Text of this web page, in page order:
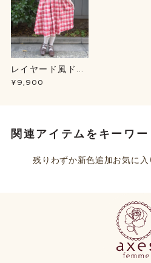
レイヤード風ドッ
キングＯＰ
¥9,900
関連アイテムをキーワ
残りわずか新色追加お気に